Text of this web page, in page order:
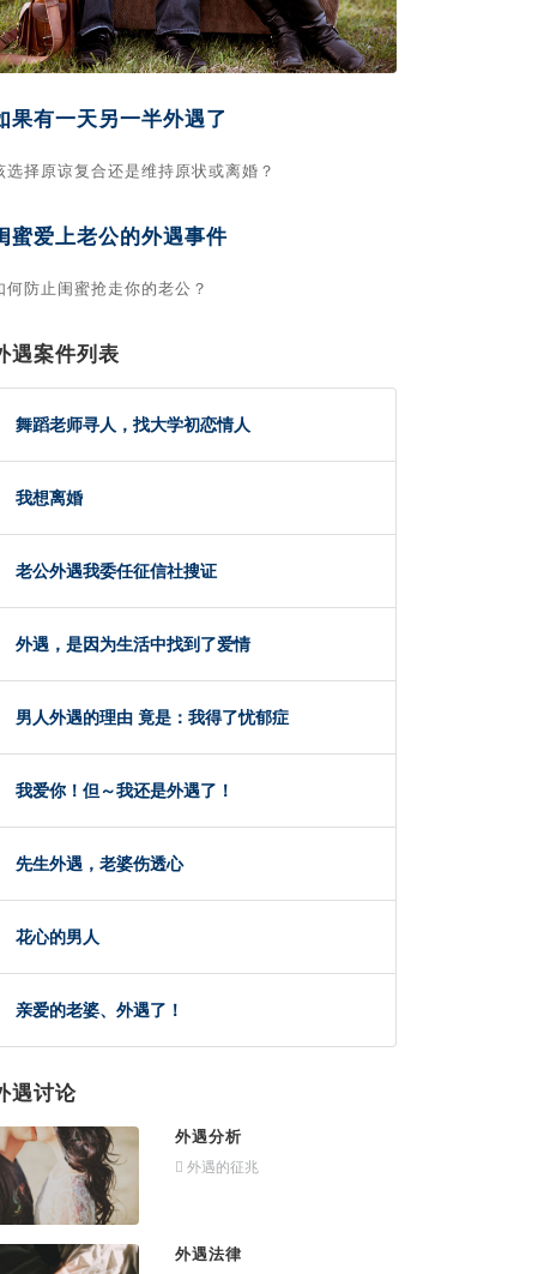
果有一天另一半外遇了
选择原谅复合还是维持原状或离婚？
蜜爱上老公的外遇事件
何防止闺蜜抢走你的老公？
遇案件列表
舞蹈老师寻人，找大学初恋情人
我想离婚
老公外遇我委任征信社搜证
外遇，是因为生活中找到了爱情
男人外遇的理由 竟是：我得了忧郁症
我爱你！但～我还是外遇了！
先生外遇，老婆伤透心
花心的男人
亲爱的老婆、外遇了！
遇讨论
外遇分析
外遇的征兆
外遇法律